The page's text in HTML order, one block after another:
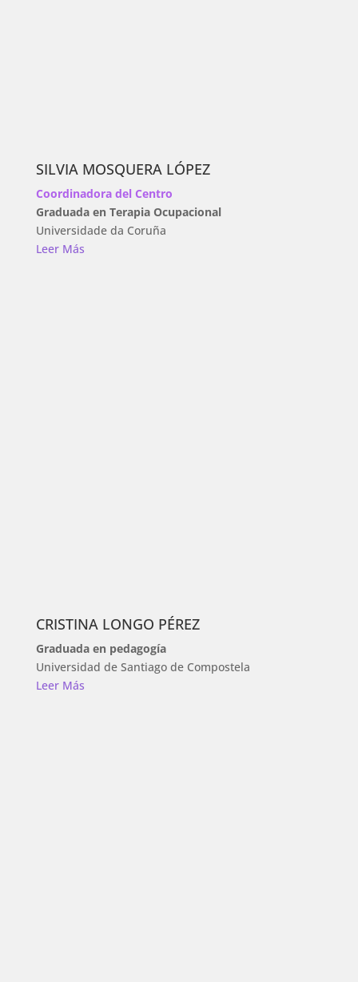
SILVIA MOSQUERA LÓPEZ
Coordinadora del Centro
Graduada en Terapia Ocupacional
Universidade da Coruña
Leer Más
CRISTINA LONGO PÉREZ
Graduada en pedagogía
Universidad de Santiago de Compostela
Leer Más